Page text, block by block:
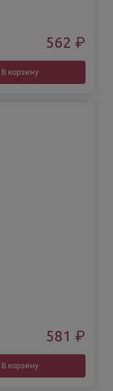
562 ₽
В корзину
581 ₽
В корзину